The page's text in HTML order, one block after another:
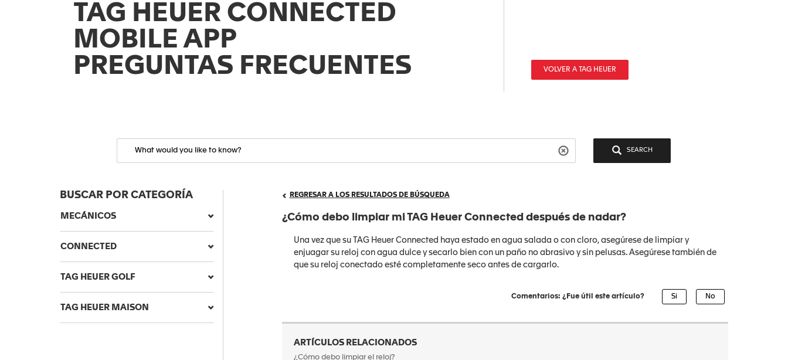
TAG HEUER CONNECTED
MOBILE APP
PREGUNTAS FRECUENTES
VOLVER A TAG HEUER
SEARCH
BUSCAR POR CATEGORÍA
MECÁNICOS
CONNECTED
TAG HEUER GOLF
TAG HEUER MAISON
REGRESAR A LOS RESULTADOS DE BÚSQUEDA
¿Cómo debo limpiar mi TAG Heuer Connected después de nadar?
Una vez que su TAG Heuer Connected haya estado en agua salada o con cloro, asegúrese de limpiar y
enjuagar su reloj con agua dulce y secarlo bien con un paño no abrasivo y sin pelusas. Asegúrese también de
que su reloj conectado esté completamente seco antes de cargarlo.
Comentarios: ¿Fue útil este artículo?
ARTÍCULOS RELACIONADOS
¿Cómo debo limpiar el reloj?